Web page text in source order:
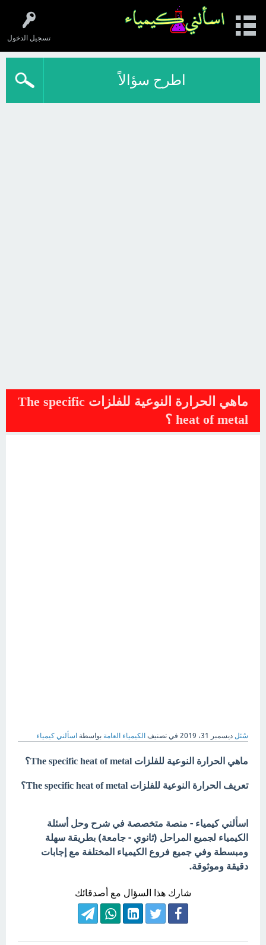
تسجيل الدخول
اطرح سؤالاً
ماهي الحرارة النوعية للفلزات The specific
heat of metal ؟
سُئل ديسمبر 31، 2019 في تصنيف الكيمياء العامة بواسطة اسألني كيمياء
ماهي الحرارة النوعية للفلزات The specific heat of metal؟
تعريف الحرارة النوعية للفلزات The specific heat of metal؟
اسألني كيمياء - منصة متخصصة في شرح وحل أسئلة
الكيمياء لجميع المراحل (ثانوي - جامعة) بطريقة سهلة
ومبسطة وفي جميع فروع الكيمياء المختلفة مع إجابات
دقيقة وموثوقة.
شارك هذا السؤال مع أصدقائك